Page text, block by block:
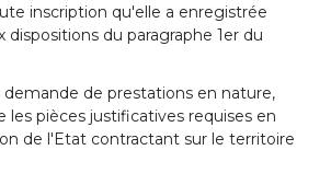
inscription qu'elle a enregistrée
du paragraphe 1er du
de prestations en nature,
les pièces justificatives requises en
de l'Etat contractant sur le territoire